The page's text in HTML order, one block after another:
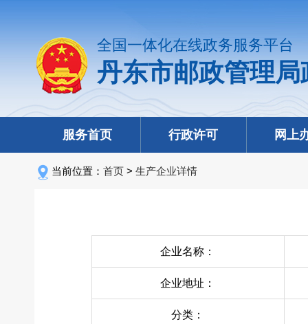
全国一体化在线政务服务平台
丹东市邮政管理
服务首页 行政许可 网上
当前位置： 首页 > 生产企业详情
企业名称：
企业地址：
分类：